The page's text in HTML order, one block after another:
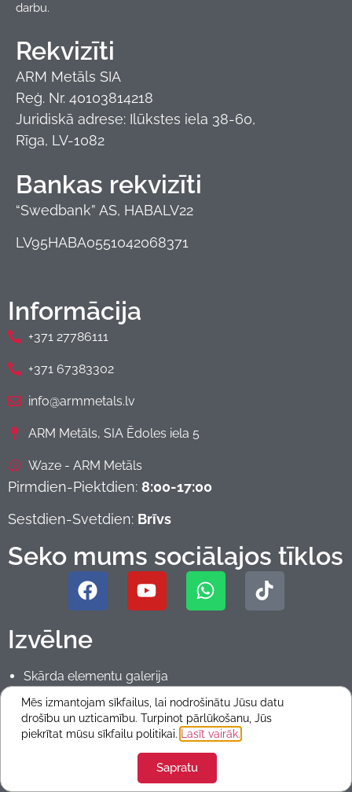
darbu.
Rekvizīti
ARM Metāls SIA
Reģ. Nr. 40103814218
Juridiskā adrese: Ilūkstes iela 38-60,
Rīga, LV-1082
Bankas rekvizīti
“Swedbank” AS, HABALV22
LV95HABA0551042068371
Informācija
+371 27786111
+371 67383302
info@armmetals.lv
ARM Metāls, SIA Ēdoles iela 5
Waze - ARM Metāls
Pirmdien-Piektdien: 8:00-17:00
Sestdien-Svetdien: Brīvs
Seko mums sociālajos tīklos
Izvēlne
Skārda elementu galerija
Sākums
Rokas instrumenti
Produkti
Par mums
Mēs izmantojam sīkfailus, lai nodrošinātu Jūsu datu
drošību un uzticamību. Turpinot pārlūkošanu, Jūs
piekrītat mūsu sīkfailu politikai.
Lasīt vairāk.
Sapratu